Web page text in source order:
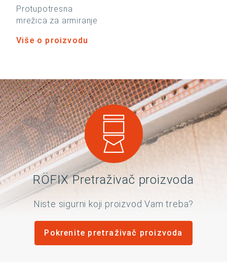
Protupotresna
mrežica za armiranje
Više o proizvodu
RÖFIX Pretraživač proizvoda
Niste sigurni koji proizvod Vam treba?
Pokrenite pretraživač proizvoda